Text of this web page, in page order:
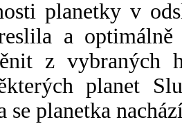
planetky v
a
z vybraných
planet
se planetka